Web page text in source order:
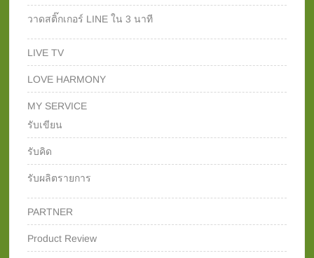
วาดสติ๊กเกอร์ LINE ใน 3 นาที
LIVE TV
LOVE HARMONY
MY SERVICE
รับเขียน
รับคิด
รับผลิตรายการ
PARTNER
Product Review